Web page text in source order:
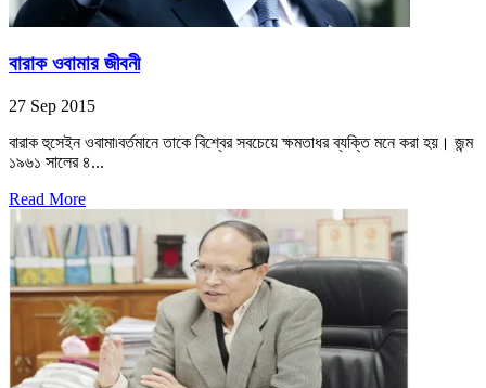
বারাক ওবামার জীবনী
27 Sep 2015
বারাক হুসেইন ওবামা৷বর্তমানে তাকে বিশ্বের সবচেয়ে ক্ষমতাধর ব্যক্তি মনে করা হয়। জন্ম
১৯৬১ সালের ৪...
Read More